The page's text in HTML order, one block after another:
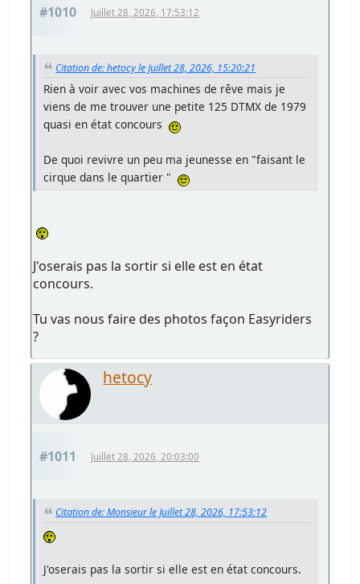
#1010 Juillet 28, 2026, 17:53:12
Citation de: hetocy le Juillet 28, 2026, 15:20:21
Rien à voir avec vos machines de rêve mais je
viens de me trouver une petite 125 DTMX de 1979
quasi en état concours
De quoi revivre un peu ma jeunesse en "faisant le
cirque dans le quartier "
J'oserais pas la sortir si elle est en état
concours.
Tu vas nous faire des photos façon Easyriders
?
hetocy
#1011 Juillet 28, 2026, 20:03:00
Citation de: Monsieur le Juillet 28, 2026, 17:53:12
J'oserais pas la sortir si elle est en état concours.